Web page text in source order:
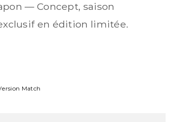
— Concept, saison
en édition limitée.
Match